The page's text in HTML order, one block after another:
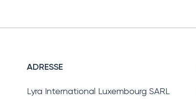
ADRESSE
Lyra International Luxembourg SARL